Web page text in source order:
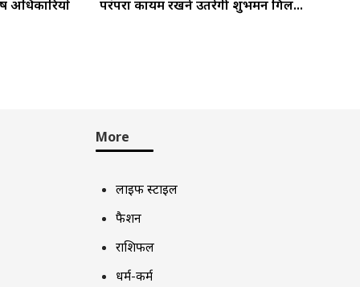
अधिकारियों
परंपरा कायम रखने उतरेगी शुभमन गिल...
More
लाइफ स्टाइल
फैशन
राशिफल
धर्म-कर्म